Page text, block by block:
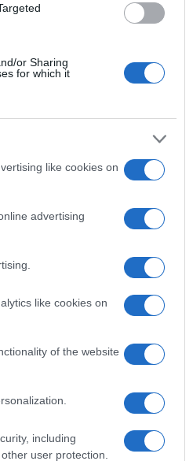
or Sharing
for which it
like cookies on
advertising
like cookies on
of the website
including
user protection.
si legge
da
piani di
dei
a
di
e